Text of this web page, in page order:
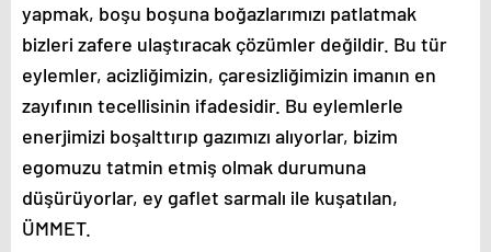
yapmak, boşu boşuna boğazlarımızı patlatmak
bizleri zafere ulaştıracak çözümler değildir. Bu tür
eylemler, acizliğimizin, çaresizliğimizin imanın en
zayıfının tecellisinin ifadesidir. Bu eylemlerle
enerjimizi boşalttırıp gazımızı alıyorlar, bizim
egomuzu tatmin etmiş olmak durumuna
düşürüyorlar, ey gaflet sarmalı ile kuşatılan,
ÜMMET.